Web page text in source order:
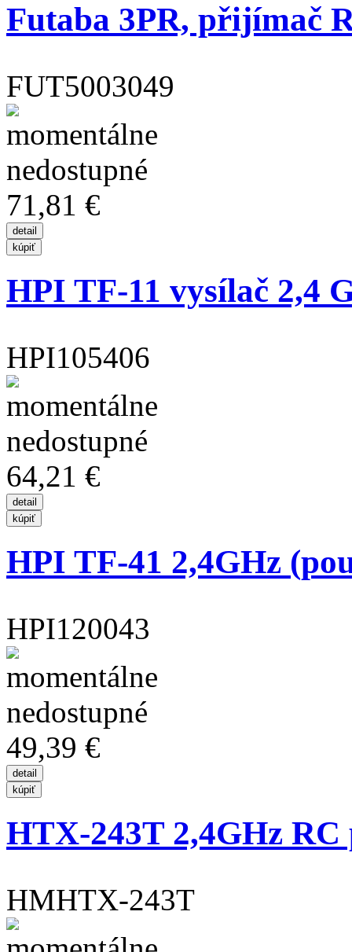
Futaba 3PR, přijímač
FUT5003049
71,81 €
HPI TF-11 vysílač 2,4
HPI105406
64,21 €
HPI TF-41 2,4GHz
HPI120043
49,39 €
HTX-243T 2,4GHz RC
HMHTX-243T